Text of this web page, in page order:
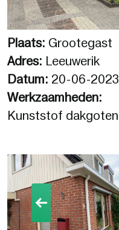
Plaats: Grootegast
Adres: Leeuwerik
Datum: 20-06-2023
Werkzaamheden:
Kunststof dakgoten